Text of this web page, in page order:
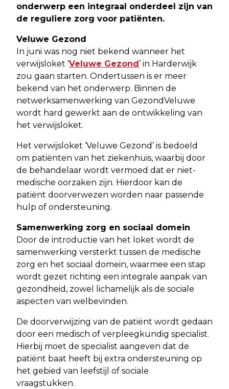
onderwerp een integraal onderdeel zijn van
de reguliere zorg voor patiënten.
Veluwe Gezond
In juni was nog niet bekend wanneer het
verwijsloket ‘Veluwe Gezond ’ in Harderwijk
zou gaan starten. Ondertussen is er meer
bekend van het onderwerp. Binnen de
netwerksamenwerking van GezondVeluwe
wordt hard gewerkt aan de ontwikkeling van
het verwijsloket.
Het verwijsloket ‘Veluwe Gezond’ is bedoeld
om patiënten van het ziekenhuis, waarbij door
de behandelaar wordt vermoed dat er niet-
medische oorzaken zijn. Hierdoor kan de
patiënt doorverwezen worden naar passende
hulp of ondersteuning.
Samenwerking zorg en sociaal domein
Door de introductie van het loket wordt de
samenwerking versterkt tussen de medische
zorg en het sociaal domein, waarmee een stap
wordt gezet richting een integrale aanpak van
gezondheid, zowel lichamelijk als de sociale
aspecten van welbevinden.
De doorverwijzing van de patiënt wordt gedaan
door een medisch of verpleegkundig specialist.
Hierbij moet de specialist aangeven dat de
patiënt baat heeft bij extra ondersteuning op
het gebied van leefstijl of sociale
vraagstukken.